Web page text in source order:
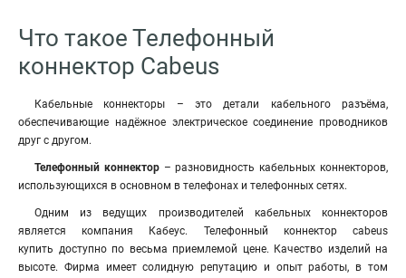
Что такое Телефонный
коннектор Cabeus
Кабельные коннекторы – это детали кабельного разъёма,
обеспечивающие надёжное электрическое соединение проводников
друг с другом.
Телефонный коннектор– разновидность кабельных коннекторов,
использующихся в основном в телефонах и телефонных сетях.
Одним из ведущих производителей кабельных коннекторов
является компания Кабеус. Телефонный коннектор cabeus
купить доступно по весьма приемлемой цене. Качество изделий на
высоте. Фирма имеет солидную репутацию и опыт работы, в том